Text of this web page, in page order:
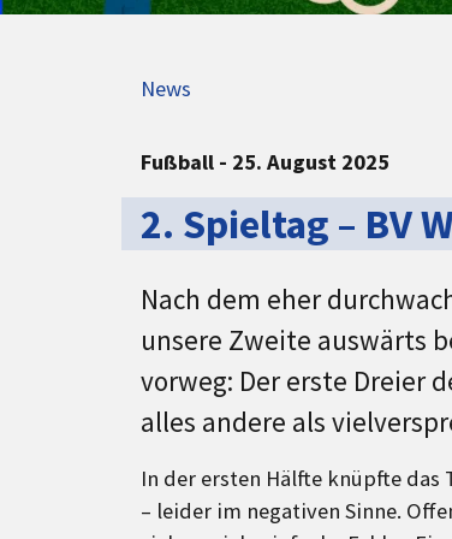
News
Fußball - 25. August 2025
2.⁠ ⁠Spieltag – BV
Nach dem eher
unsere Zweite auswärts
vorweg: Der erste Dreier
alles andere als
In der ersten Hälfte knüpfte das
– leider im negativen Sinne.